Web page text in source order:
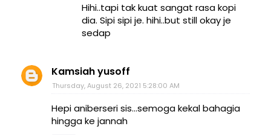
Hihi..tapi tak kuat sangat rasa kopi
dia. Sipi sipi je. hihi..but still okay je
sedap
Kamsiah yusoff
Thursday, August 26, 2021 5:28:00 AM
Hepi aniberseri sis...semoga kekal bahagia
hingga ke jannah